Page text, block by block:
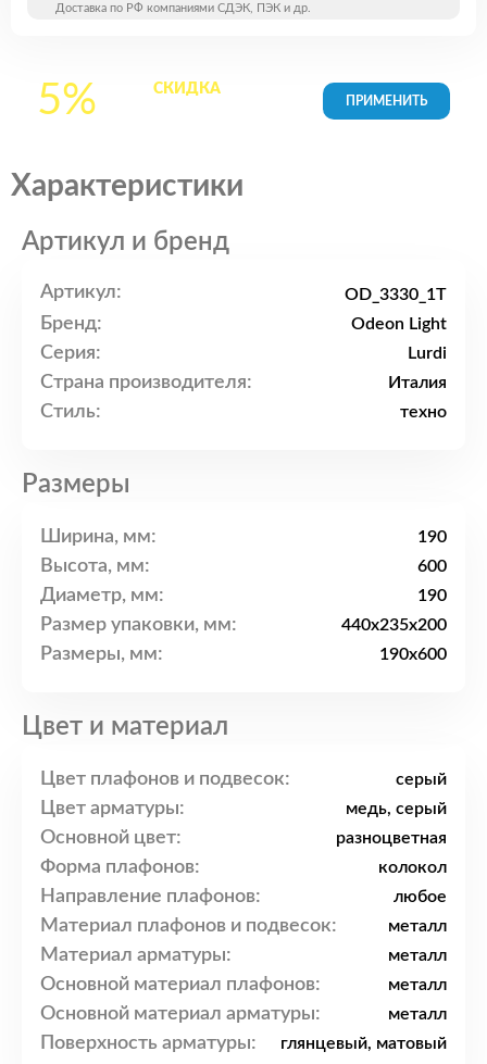
Доставка по РФ компаниями СДЭК, ПЭК и др.
5% СКИДКАна все
Характеристики
Артикул и бренд
Артикул: OD_3330_1T
Бренд: Odeon Light
Серия: Lurdi
Страна производителя: Италия
Стиль: техно
Размеры
Ширина, мм: 190
Высота, мм: 600
Диаметр, мм: 190
Размер упаковки, мм: 440x235x200
Размеры, мм: 190x600
Цвет и материал
Цвет плафонов и подвесок: серый
Цвет арматуры: медь, серый
Основной цвет: разноцветная
Форма плафонов: колокол
Направление плафонов: любое
Материал плафонов и подвесок: металл
Материал арматуры: металл
Основной материал плафонов: металл
Основной материал арматуры: металл
Поверхность арматуры: глянцевый, матовый